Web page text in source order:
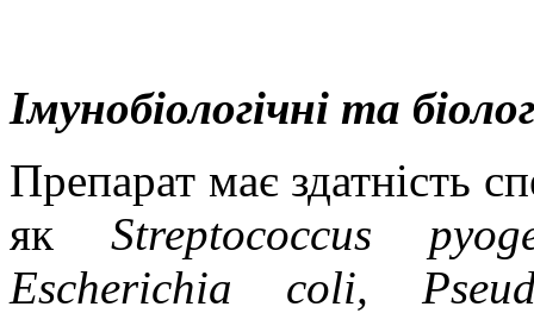
Імунобіологічні та
Препарат має здатність
як Streptococcus
Escherichia coli,